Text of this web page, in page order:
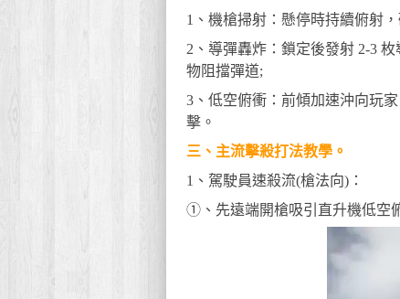
1、機槍掃射：懸停時持續俯射
2、導彈轟炸：鎖定後發射 2-3
物阻擋彈道;
3、低空俯衝：前傾加速沖向玩
擊。
三、主流擊殺打法教學。
1、駕駛員速殺流(槍法向)：
①、先遠端開槍吸引直升機低空